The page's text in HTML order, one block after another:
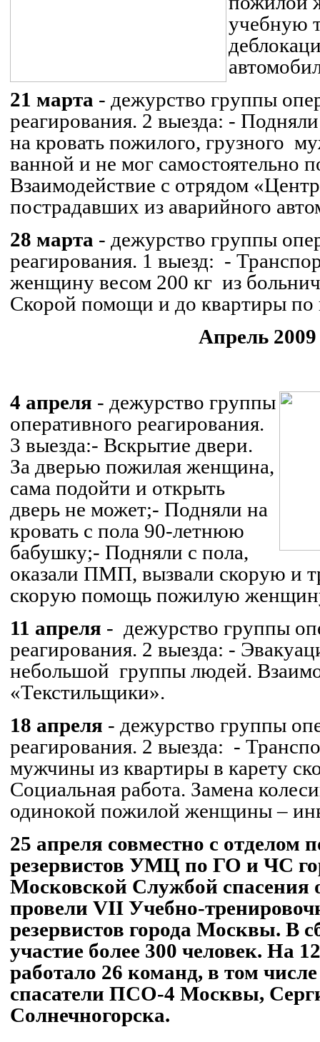
учебную
21 марта - дежурство группы
реагирования. 2 выезда: -
на кровать пожилого, грузного
ванной и не мог самостоятельно
Взаимодействие с отрядом «
пострадавших из аварийного
28 марта - дежурство группы
реагирования. 1 выезд: -
женщину весом 200 кг из
Скорой помощи и до квартиры по
Апрель 2009
4 апреля - дежурство группы
оперативного реагирования.
3 выезда:- Вскрытие двери.
За дверью пожилая женщина,
сама подойти и открыть
дверь не может;- Подняли на
кровать с пола 90-летнюю
бабушку;- Подняли с пола,
оказали ПМП, вызвали скорую и
скорую помощь пожилую
11 апреля - дежурство группы
реагирования. 2 выезда: -
небольшой группы людей.
«Текстильщики».
18 апреля - дежурство группы
реагирования. 2 выезда: -
мужчины из квартиры в карету
Социальная работа. Замена
одинокой пожилой женщины –
25 апреля совместно с отделом
резервистов УМЦ по ГО и ЧС
Московской Службой спасения
провели VII Учебно-
резервистов города Москвы. В
участие более 300 человек. На
работало 26 команд, в том
спасатели ПСО-4 Москвы,
Солнечногорска.